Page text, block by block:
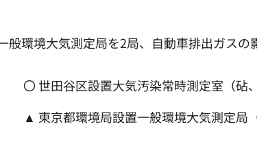
般環境大気測定局を2局、自動車排出ガス
〇 世田谷区設置大気汚染常時測定室（砧、
▲ 東京都環境局設置一般環境大気測定局